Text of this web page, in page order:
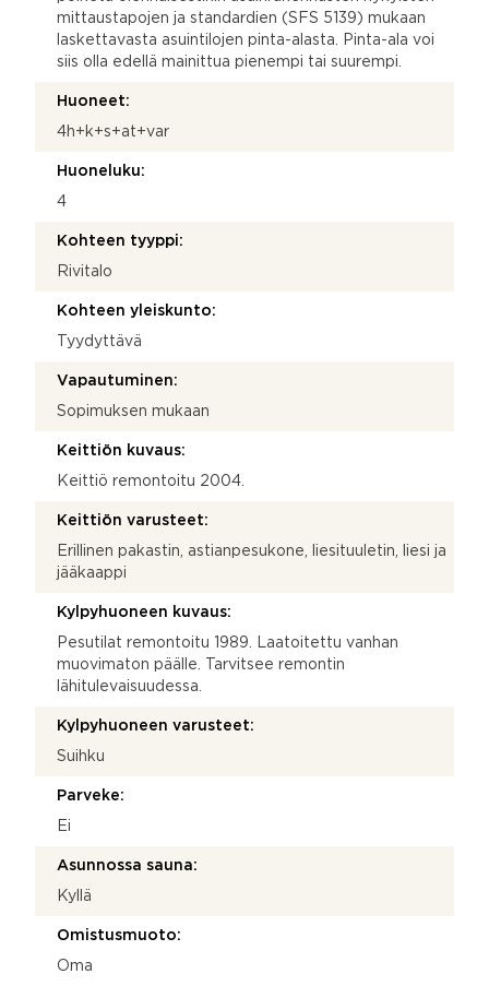
mittaustapojen ja standardien (SFS 5139) mukaan
laskettavasta asuintilojen pinta-alasta. Pinta-ala voi
siis olla edellä mainittua pienempi tai suurempi.
Huoneet:
4h+k+s+at+var
Huoneluku:
4
Kohteen tyyppi:
Rivitalo
Kohteen yleiskunto:
Tyydyttävä
Vapautuminen:
Sopimuksen mukaan
Keittiön kuvaus:
Keittiö remontoitu 2004.
Keittiön varusteet:
Erillinen pakastin, astianpesukone, liesituuletin, liesi ja
jääkaappi
Kylpyhuoneen kuvaus:
Pesutilat remontoitu 1989. Laatoitettu vanhan
muovimaton päälle. Tarvitsee remontin
lähitulevaisuudessa.
Kylpyhuoneen varusteet:
Suihku
Parveke:
Ei
Asunnossa sauna:
Kyllä
Omistusmuoto:
Oma